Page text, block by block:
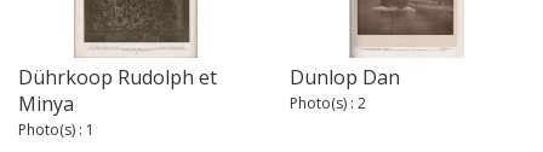
Dührkoop Rudolph et
Minya
Photo(s) : 1
Dunlop Dan
Photo(s) : 2